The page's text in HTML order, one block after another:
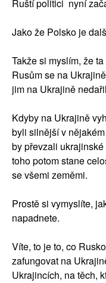
Ruští politici nyní
Jako že Polsko je
Takže si myslím, že
Rusům se na
jim na Ukrajině
Kdyby na Ukrajině
byli silnější v
by převzali
toho potom stane
se všemi zeměmi.
Prostě si vymyslíte,
napadnete.
Víte, to je to, co
zafungovat na
Ukrajincích, na těch,